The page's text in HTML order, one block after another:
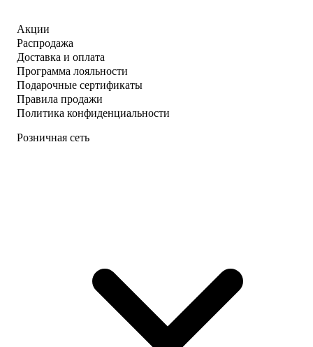
Акции
Распродажа
Доставка и оплата
Программа лояльности
Подарочные сертификаты
Правила продажи
Политика конфиденциальности
Розничная сеть